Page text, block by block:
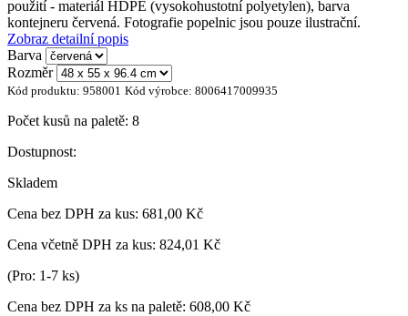
použití - materiál HDPE (vysokohustotní polyetylen), barva
kontejneru červená. Fotografie popelnic jsou pouze ilustrační.
Zobraz detailní popis
Barva
Rozměr
Kód produktu: 958001 Kód výrobce: 8006417009935
Počet kusů na paletě: 8
Dostupnost:
Skladem
Cena bez DPH za kus: 681,00 Kč
Cena včetně DPH za kus: 824,01 Kč
(Pro: 1-7 ks)
Cena bez DPH za ks na paletě: 608,00 Kč